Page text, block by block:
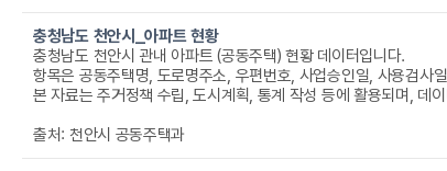
충청남도 천안시_아파트 현황
충청남도 천안시 관내 아파트 (공동주택) 현황 데이터입니다.
항목은 공동주택명, 도로명주소, 우편번호, 사업승인일, 사용검사일 등으로 구성되며, 천안시 관내 공동주택 분포와 구조 파악에 활용됩니다. 도로명주소는 단지가 속한 행정구역, 공동주택명은 아파트 명칭, 우편번호 및 지번은 위치 정보입니다. 동수와 세대
본 자료는 주거정책 수립, 도시계획, 통계 작성 등에 활용되며, 데이터는 매월 말 기준자료입니다. 아파트 규모 및 위치 정보를 통해 도시계획과
출처: 천안시 공동주택과